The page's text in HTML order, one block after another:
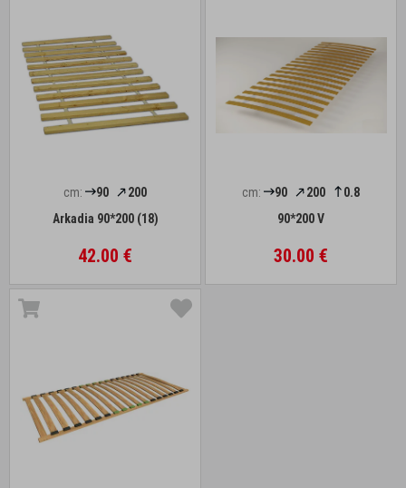
cm: 90
200
Arkadia 90*200 (18)
42.00 €
cm: 90 200
0.8
90*200 V
30.00 €